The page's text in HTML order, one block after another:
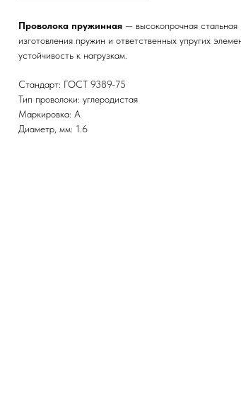
Проволока пружинная — высокопрочная стальная
изготовления пружин и ответственных упругих
устойчивость к нагрузкам.
Стандарт: ГОСТ 9389-75
Тип проволоки: углеродистая
Маркировка: А
Диаметр, мм: 1.6